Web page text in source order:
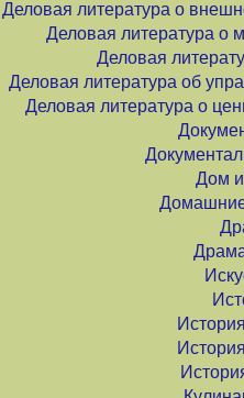
Деловая литература о
Деловая литература о
Деловая
Деловая литература об
Деловая литература о
Дом